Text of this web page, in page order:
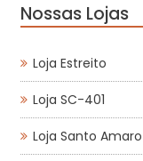
Nossas Lojas
Loja Estreito
Loja SC-401
Loja Santo Amaro